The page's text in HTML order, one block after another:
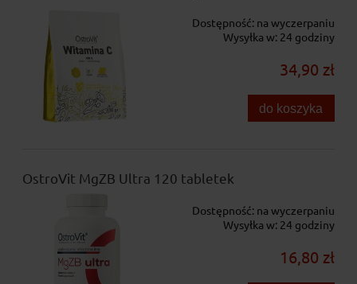
Dostępność: na wyczerpaniu
Wysyłka w: 24 godziny
34,90 zł
do koszyka
OstroVit MgZB Ultra 120 tabletek
Dostępność: na wyczerpaniu
Wysyłka w: 24 godziny
16,80 zł